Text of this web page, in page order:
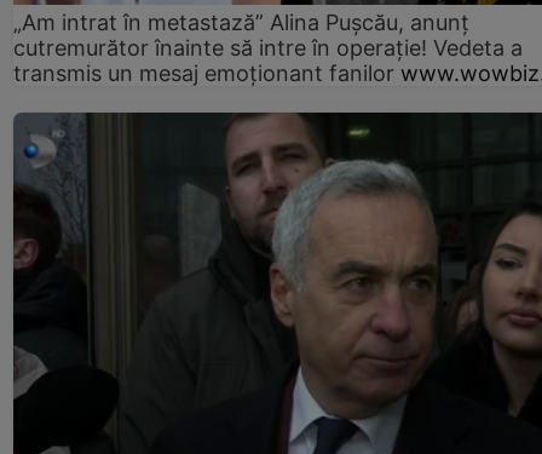
„Am intrat în metastază” Alina Pușcău, anunț
cutremurător înainte să intre în operație! Vedeta a
transmis un mesaj emoționant fanilor